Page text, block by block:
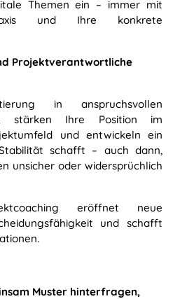
Themen ein – immer mit
und Ihre konkrete
Projektverantwortliche
in anspruchsvollen
stärken Ihre Position im
und entwickeln ein
schafft – auch dann,
unsicher oder widersprüchlich
eröffnet neue
und schafft
Muster hinterfragen,